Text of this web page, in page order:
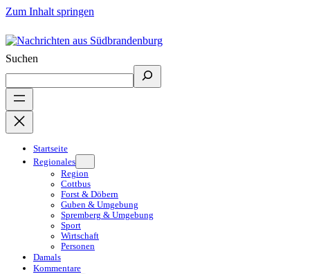
Zum Inhalt springen
Suchen
Startseite
Regionales
Region
Cottbus
Forst & Döbern
Guben & Umgebung
Spremberg & Umgebung
Sport
Wirtschaft
Personen
Damals
Kommentare